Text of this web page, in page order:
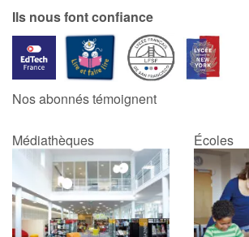
Activités et ateliers
Apprendre les langues
Dyslexie, troubles de la lecture
Nos listes de lecture
Les plus lus
Coups de coeur
Ils nous font confiance
Nos abonnés témoignent
Médiathèques Écoles